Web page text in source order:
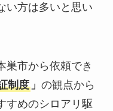
い方は多いと思い
巣市から依頼でき
制度」 の観点から
すめのシロアリ駆